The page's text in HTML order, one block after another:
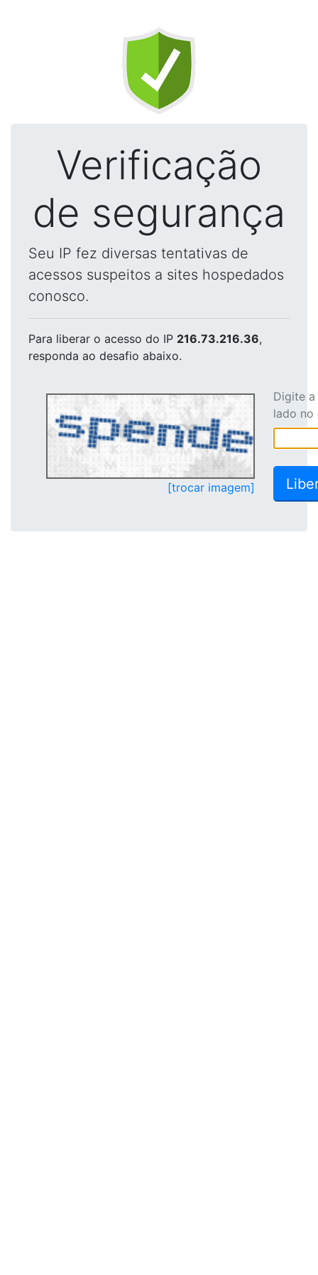
Verificação
de segurança
Seu IP fez diversas tentativas de
acessos suspeitos a sites hospedados
conosco.
Para liberar o acesso do IP 216.73.216.36,
responda ao desafio abaixo.
[trocar imagem]
Digite
lado no